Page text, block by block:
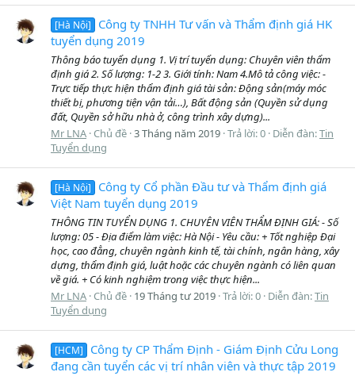
[Hà Nội]
Công ty TNHH Tư vấn và Thẩm định giá HK
tuyển dụng 2019
Thông báo tuyển dụng 1. Vị trí tuyển dụng: Chuyên viên thẩm
định giá 2. Số lượng: 1-2 3. Giới tính: Nam 4.Mô tả công việc: -
Trực tiếp thực hiện thẩm định giá tài sản: Động sản(máy móc
thiết bị, phương tiện vận tải…), Bất động sản (Quyền sử dụng
đất, Quyền sở hữu nhà ở, công trình xây dựng)...
Mr LNA Chủ đề 3 Tháng năm 2019 Trả lời: 0 Diễn đàn:Tin
Tuyển dụng
[Hà Nội]
Công ty Cổ phần Đầu tư và Thẩm định giá
Việt Nam tuyển dụng 2019
THÔNG TIN TUYỂN DỤNG 1. CHUYÊN VIÊN THẨM ĐỊNH GIÁ: - Số
lượng: 05 - Địa điểm làm việc: Hà Nội - Yêu cầu: + Tốt nghiệp Đại
học, cao đẳng, chuyên ngành kinh tế, tài chính, ngân hàng, xây
dựng, thẩm định giá, luật hoặc các chuyên ngành có liên quan
về giá. + Có kinh nghiệm trong việc thực hiện...
Mr LNA Chủ đề 19 Tháng tư 2019 Trả lời: 0 Diễn đàn:Tin
Tuyển dụng
[HCM]
Công ty CP Thẩm Định - Giám Định Cửu Long
đang cần tuyển các vị trí nhân viên và thực tập 2019